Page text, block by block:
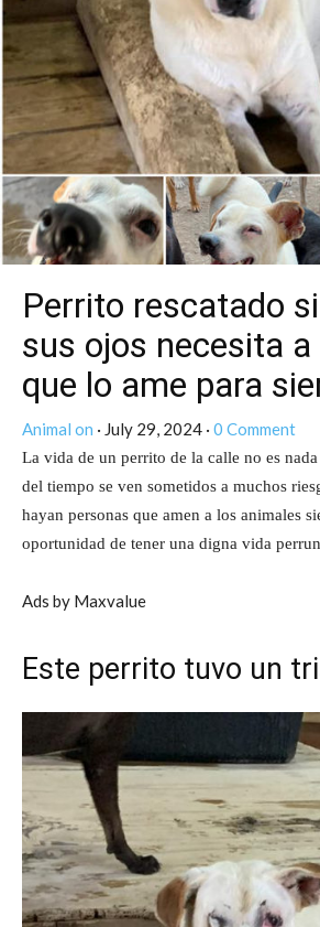
Perrito rescatado
sus ojos necesita a
que lo ame para
Animal on · July 29, 2024 · 0 Comment
La vida de un perrito de la calle no es
del tiempo se ven sometidos a muchos
hayan personas que amen a los animales
oportunidad de tener una digna vida
Ads by Maxvalue
Este perrito tuvo un